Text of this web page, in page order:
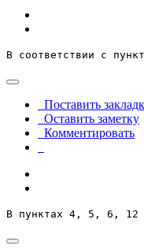
В соответствии с
Поставить
Оставить заметку
Комментировать
В пунктах 4, 5, 6, 12